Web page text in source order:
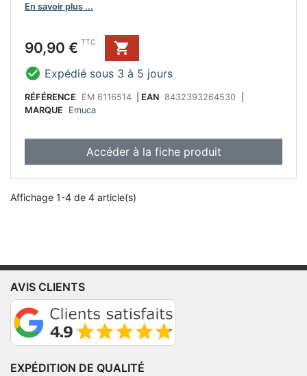
En savoir plus ...
Prix
90,90 € TTC

 Expédié sous 3 à 5 jours
RÉFÉRENCE EM 6116514 EAN 8432393264530
MARQUE
Emuca
Accéder à la fiche produit
Affichage 1-4 de 4 article(s)
AVIS CLIENTS
EXPÉDITION DE QUALITÉ